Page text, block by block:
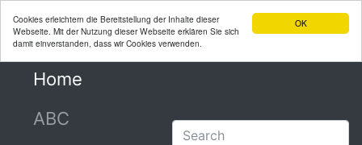
OK
Cookies erleichtern die Bereitstellung der Inhalte dieser
Webseite. Mit der Nutzung dieser Webseite erklären Sie sich
damit einverstanden, dass wir Cookies verwenden.
Home
ABC